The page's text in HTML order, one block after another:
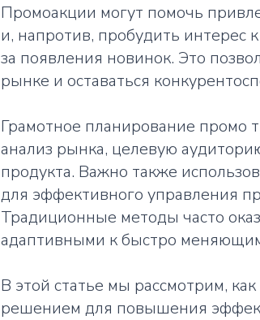
Промоакции могут помочь
и, напротив, пробудить интерес
за появления новинок. Это
рынке и оставаться
Грамотное планирование промо
анализ рынка, целевую
продукта. Важно также
для эффективного управления
Традиционные методы часто
адаптивными к быстро
В этой статье мы рассмотрим,
решением для повышения